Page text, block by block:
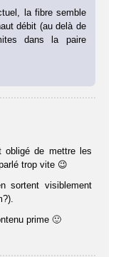
la fibre semble
débit (au delà de
dans la paire
obligé de mettre les
trop vite 😉
sortent visiblement
prime 🙂